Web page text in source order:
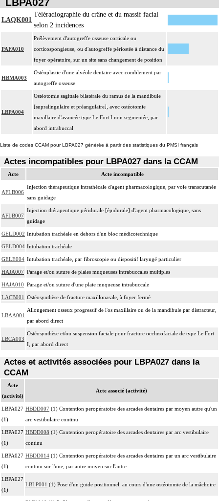
LAQK001
Téléradiographie du crâne et du massif facial
selon 2 incidences
PAFA010
Prélèvement d'autogreffe osseuse corticale ou
corticospongieuse, ou d'autogreffe périostée à distance du
foyer opératoire, sur un site sans changement de position
HBMA003
Ostéoplastie d'une alvéole dentaire avec comblement par
autogreffe osseuse
LBPA004
Ostéotomie sagittale bilatérale du ramus de la mandibule
[supralingulaire et préangulaire], avec ostéotomie
maxillaire d'avancée type Le Fort I non segmentée, par
abord intrabuccal
Liste de codes CCAM pour LBPA027 générée à partir des statistiques du PMSI français
Actes incompatibles pour LBPA027 dans la CCAM
Acte Acte incompatible
AFLB006
Injection thérapeutique intrathécale d'agent pharmacologique, par voie transcutanée
sans guidage
AFLB007
Injection thérapeutique péridurale [épidurale] d'agent pharmacologique, sans
guidage
GELD002 Intubation trachéale en dehors d'un bloc médicotechnique
GELD004 Intubation trachéale
GELE004 Intubation trachéale, par fibroscopie ou dispositif laryngé particulier
HAJA007 Parage et/ou suture de plaies muqueuses intrabuccales multiples
HAJA010 Parage et/ou suture d'une plaie muqueuse intrabuccale
LACB001 Ostéosynthèse de fracture maxillonasale, à foyer fermé
LBAA001
Allongement osseux progressif de l'os maxillaire ou de la mandibule par distracteur,
par abord direct
LBCA003
Ostéosynthèse et/ou suspension faciale pour fracture occlusofaciale de type Le Fort
I, par abord direct
Actes et activités associées pour LBPA027 dans la
CCAM
Acte
(activité)
Acte associé (activité)
LBPA027
(1)
HBDD007 (1) Contention peropératoire des arcades dentaires par moyen autre qu'un
arc vestibulaire continu
LBPA027
(1)
HBDD008 (1) Contention peropératoire des arcades dentaires par arc vestibulaire
continu
LBPA027
(1)
HBDD014 (1) Contention peropératoire des arcades dentaires par un arc vestibulaire
continu sur l'une, par autre moyen sur l'autre
LBPA027
(1)
LBLP001 (1) Pose d'un guide positionnel, au cours d'une ostéotomie de la mâchoire